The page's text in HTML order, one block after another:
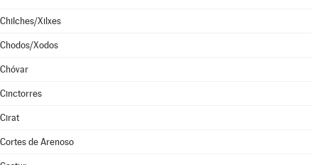
Chilches/Xilxes
Chodos/Xodos
Chóvar
Cinctorres
Cirat
Cortes de Arenoso